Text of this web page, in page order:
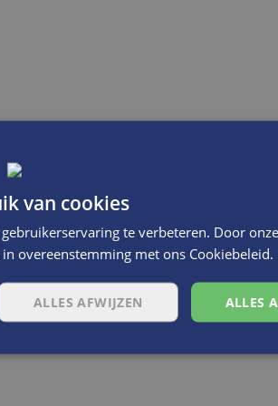
van cookies
te verbeteren. Door
overeenstemming met ons Cookiebeleid.
ALLES
ALLES AFWIJZEN